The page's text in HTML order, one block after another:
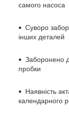
самого насоса
Суворо
інших деталей
Заборонено
пробки
Наявність
календарного